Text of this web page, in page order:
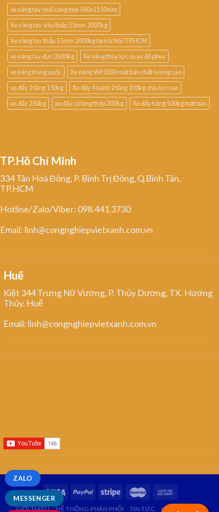
xe nâng tay niuli càng hẹp 540x1150mm
Xe nâng tay siêu thấp 51mm 2000kg
Xe nâng tay thấp 51mm 2000kg tại Hà Nội/TP.HCM
xe nâng tay đức 3500kg
Xe nâng thủy lực quay đổ phuy
xe nâng trung quốc
Xe nâng WP1000 mặt bàn chất lượng cao
xe đẩy 2 tầng 150kg
Xe đẩy 4 bánh 2 tầng 200kg chịu lực cao
xe đẩy 250kg
xe đẩy có lòng thép 300kg Xe đẩy hàng 500kg mặt bàn
TP.Hồ Chí Minh
334 Tân Hoà Đông, P. Bình Trị Đông, Q.Bình Tân,
TP.HCM
Hotline/Zalo/Viber: 098.441.3730
Email: linh@congnghiepvietxanh.com.vn
Huế
Kiệt 344 Trưng Nữ Vương, P. Thủy Dương, TX. Hương
Thủy, Huế
Email: linh@congnghiepvietxanh.com.vn
GIỚI THIỆU HỆ THỐNG PHÂN PHỐI TIN TỨC LIÊN HỆ
MESSENGER
ZALO